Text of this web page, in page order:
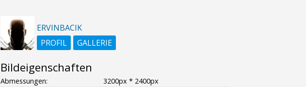
ERVINBACIK
PROFIL
GALLERIE
Bildeigenschaften
Abmessungen:
3200px * 2400px